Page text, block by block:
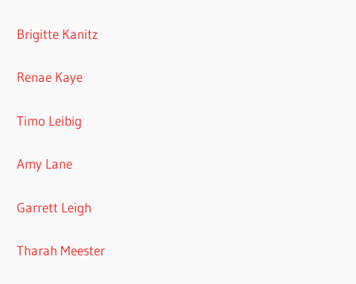
Brigitte Kanitz
Renae Kaye
Timo Leibig
Amy Lane
Garrett Leigh
Tharah Meester